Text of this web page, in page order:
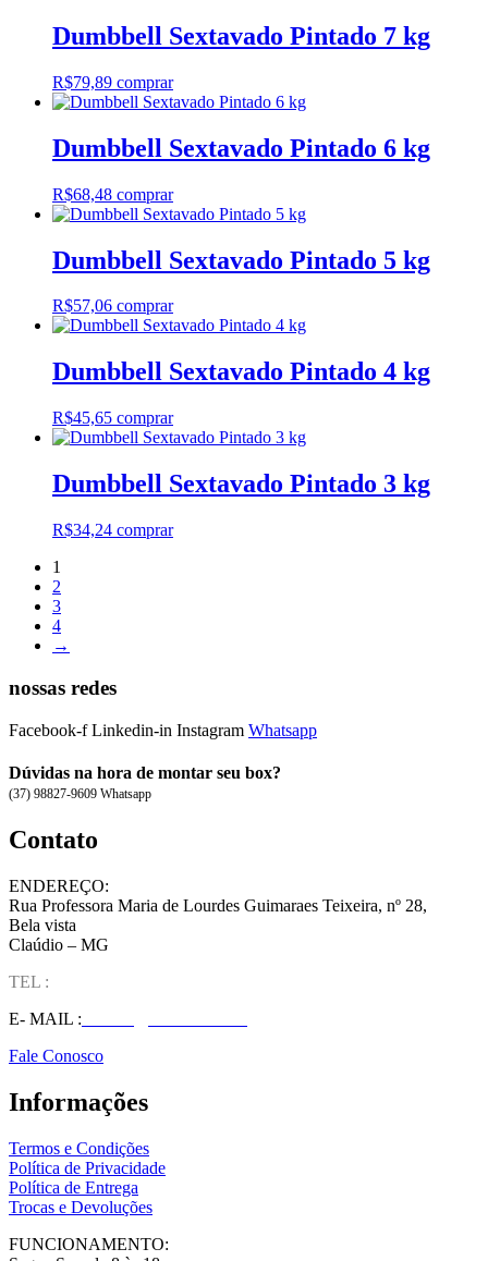
Dumbbell Sextavado Pintado 7 kg
R$79,89 comprar
Dumbbell Sextavado Pintado 6 kg
R$68,48 comprar
Dumbbell Sextavado Pintado 5 kg
R$57,06 comprar
Dumbbell Sextavado Pintado 4 kg
R$45,65 comprar
Dumbbell Sextavado Pintado 3 kg
R$34,24 comprar
1
2
3
4
→
nossas redes
Facebook-f Linkedin-in Instagram Whatsapp
Dúvidas na hora de montar seu box?
(37) 98827-9609 Whatsapp
Contato
ENDEREÇO:
Rua Professora Maria de Lourdes Guimaraes Teixeira, nº 28,
Bela vista
Claúdio – MG
TEL :
E- MAIL :
Fale Conosco
Informações
Termos e Condições
Política de Privacidade
Política de Entrega
Trocas e Devoluções
FUNCIONAMENTO: